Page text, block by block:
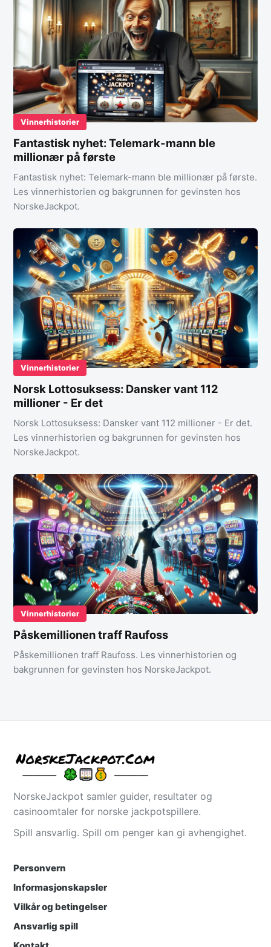
Vinnerhistorier
Fantastisk nyhet: Telemark-mann ble
millionær på første
Fantastisk nyhet: Telemark-mann ble millionær på første.
Les vinnerhistorien og bakgrunnen for gevinsten hos
NorskeJackpot.
Vinnerhistorier
Norsk Lottosuksess: Dansker vant 112
millioner - Er det
Norsk Lottosuksess: Dansker vant 112 millioner - Er det.
Les vinnerhistorien og bakgrunnen for gevinsten hos
NorskeJackpot.
Vinnerhistorier
Påskemillionen traff Raufoss
Påskemillionen traff Raufoss. Les vinnerhistorien og
bakgrunnen for gevinsten hos NorskeJackpot.
NorskeJackpot samler guider, resultater og
casinoomtaler for norske jackpotspillere.
Spill ansvarlig. Spill om penger kan gi avhengighet.
Personvern
Informasjonskapsler
Vilkår og betingelser
Ansvarlig spill